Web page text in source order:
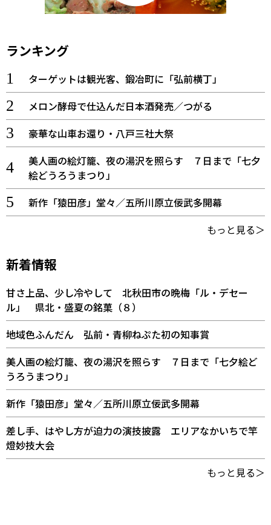
ランキング
ターゲットは観光客、鍛冶町に「弘前横丁」
メロン酵母で仕込んだ日本酒発売／つがる
豪華な山車お還り・八戸三社大祭
美人画の絵灯籠、夜の湯沢を照らす ７日まで「七夕
絵どうろうまつり」
新作「猿田彦」堂々／五所川原立佞武多開幕
もっと見る＞
新着情報
甘さ上品、少し冷やして 北秋田市の晩梅「ル・デセー
ル」 県北・盛夏の銘菓（８）
地域色ふんだん 弘前・青柳ねぷた初の知事賞
美人画の絵灯籠、夜の湯沢を照らす ７日まで「七夕絵ど
うろうまつり」
新作「猿田彦」堂々／五所川原立佞武多開幕
差し手、はやし方が迫力の演技披露 エリアなかいちで竿
燈妙技大会
もっと見る＞